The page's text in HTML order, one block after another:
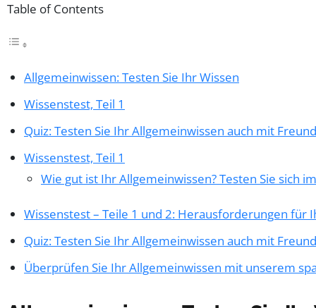
Table of Contents
Allgemeinwissen: Testen Sie Ihr Wissen
Wissenstest, Teil 1
Quiz: Testen Sie Ihr Allgemeinwissen auch mit
Wissenstest, Teil 1
Wie gut ist Ihr Allgemeinwissen? Testen Sie sich
Wissenstest – Teile 1 und 2: Herausforderungen für
Quiz: Testen Sie Ihr Allgemeinwissen auch mit
Überprüfen Sie Ihr Allgemeinwissen mit unserem